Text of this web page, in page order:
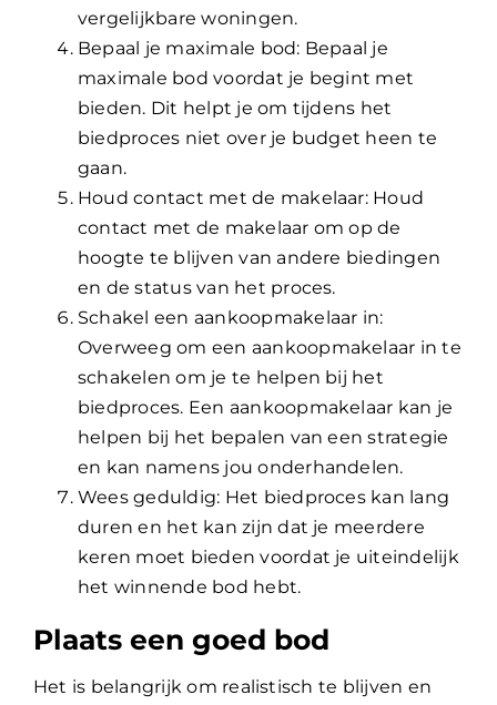
vergelijkbare woningen.
Bepaal je maximale bod: Bepaal je
maximale bod voordat je begint met
bieden. Dit helpt je om tijdens het
biedproces niet over je budget heen te
gaan.
Houd contact met de makelaar: Houd
contact met de makelaar om op de
hoogte te blijven van andere biedingen
en de status van het proces.
Schakel een aankoopmakelaar in:
Overweeg om een aankoopmakelaar in te
schakelen om je te helpen bij het
biedproces. Een aankoopmakelaar kan je
helpen bij het bepalen van een strategie
en kan namens jou onderhandelen.
Wees geduldig: Het biedproces kan lang
duren en het kan zijn dat je meerdere
keren moet bieden voordat je uiteindelijk
het winnende bod hebt.
Plaats een goed bod
Het is belangrijk om realistisch te blijven en